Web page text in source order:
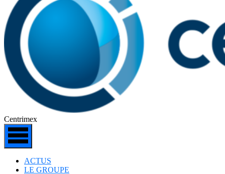
Centrimex
ACTUS
LE GROUPE